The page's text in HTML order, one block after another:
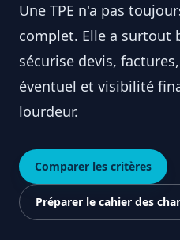
Une TPE n'a pas
complet. Elle a surtout
sécurise devis,
éventuel et visibilité
lourdeur.
Comparer les critères
Préparer le cahier des